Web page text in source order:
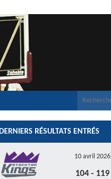
DERNIERS RÉSULTATS ENTRÉS
10 avril 2026
104 - 119